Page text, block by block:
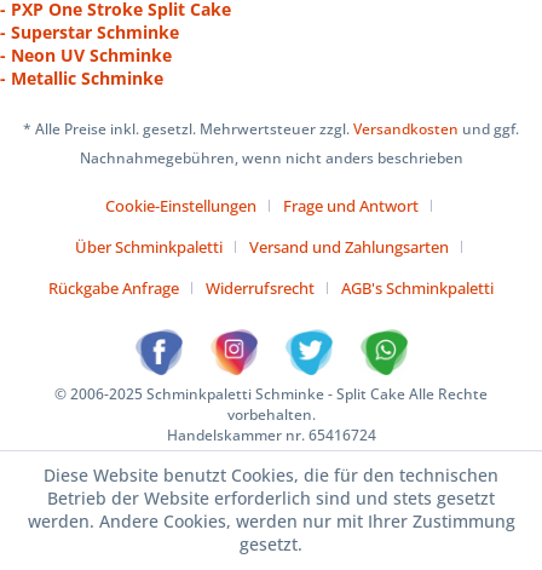
- PXP One Stroke Split Cake
- Superstar Schminke
- Neon UV Schminke
- Metallic Schminke
* Alle Preise inkl. gesetzl. Mehrwertsteuer zzgl.Versandkosten und ggf.
Nachnahmegebühren, wenn nicht anders beschrieben
Cookie-Einstellungen
Frage und Antwort
Über Schminkpaletti
Versand und Zahlungsarten
Rückgabe Anfrage
Widerrufsrecht AGB's Schminkpaletti
© 2006-2025 Schminkpaletti Schminke - Split Cake Alle Rechte
vorbehalten.
Handelskammer nr. 65416724
Diese Website benutzt Cookies, die für den technischen
Betrieb der Website erforderlich sind und stets gesetzt
werden. Andere Cookies, werden nur mit Ihrer Zustimmung
gesetzt.